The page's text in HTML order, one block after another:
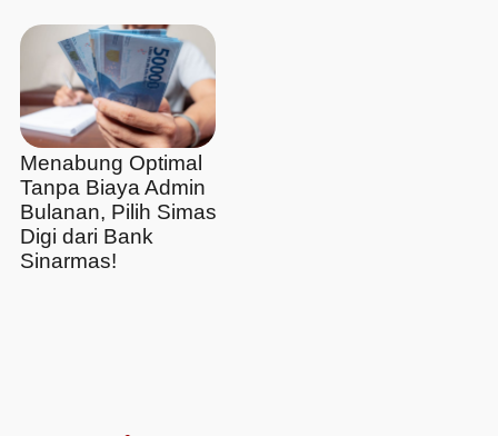
Menabung Optimal
Tanpa Biaya Admin
Bulanan, Pilih Simas
Digi dari Bank
Sinarmas!